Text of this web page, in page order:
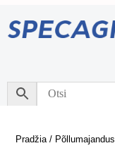
Pradžia/